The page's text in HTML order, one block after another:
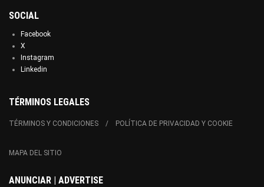
SOCIAL
Facebook
X
Instagram
Linkedin
TÉRMINOS LEGALES
TÉRMINOS Y CONDICIONES POLÍTICA DE PRIVACIDAD Y COOKIE
MAPA DEL SITIO
ANUNCIAR | ADVERTISE